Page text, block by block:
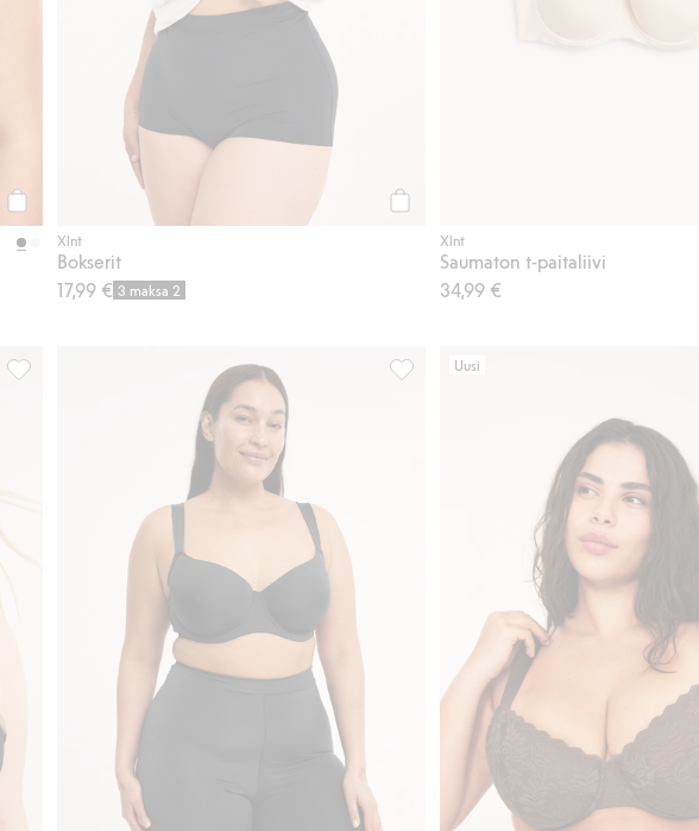
Osta
Xlnt
Bokserit
17,99 € 3 maksa 2
Xlnt
Saumaton t-paitaliivi
34,99 €
Pitsibralette, Lisää suosikkeihin
Uusi